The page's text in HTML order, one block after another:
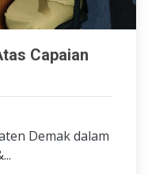
Capaian
Demak dalam